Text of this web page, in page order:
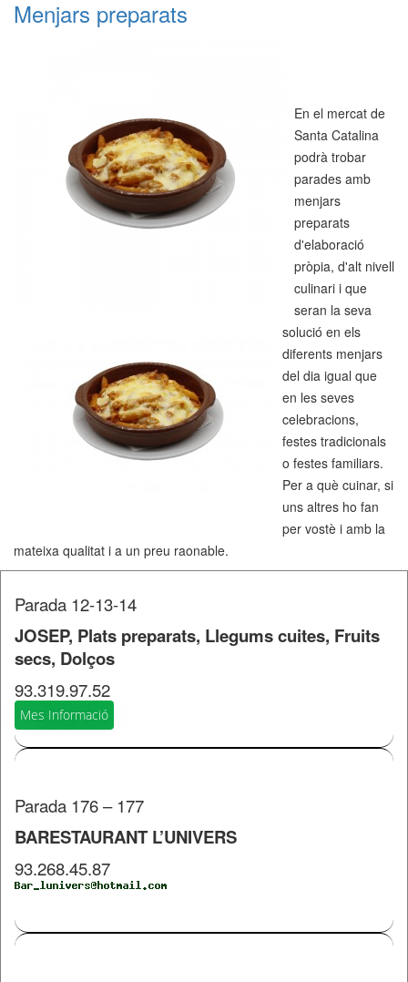
Menjars preparats
En el mercat de
Santa Catalina
podrà trobar
parades amb
menjars
preparats
d'elaboració
pròpia, d'alt nivell
culinari i que
seran la seva
solució en els
diferents menjars
del dia igual que
en les seves
celebracions,
festes tradicionals
o festes familiars.
Per a què cuinar, si
uns altres ho fan
per vostè i amb la
mateixa qualitat i a un preu raonable.
Parada 12-13-14
JOSEP, Plats preparats, Llegums cuites, Fruits
secs, Dolços
93.319.97.52
Mes Informació
Parada 176 – 177
BARESTAURANT L’UNIVERS
93.268.45.87